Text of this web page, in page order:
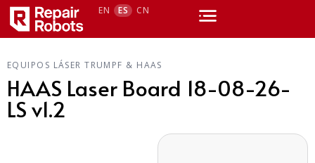
EN ES CN
EQUIPOS LÁSER TRUMPF & HAAS
HAAS Laser Board 18-08-26-
LS v1.2